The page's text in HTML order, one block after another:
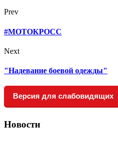
Prev
#МОТОКРОСС
Next
"Надевание боевой одежды"
Версия для слабовидящих
Новости